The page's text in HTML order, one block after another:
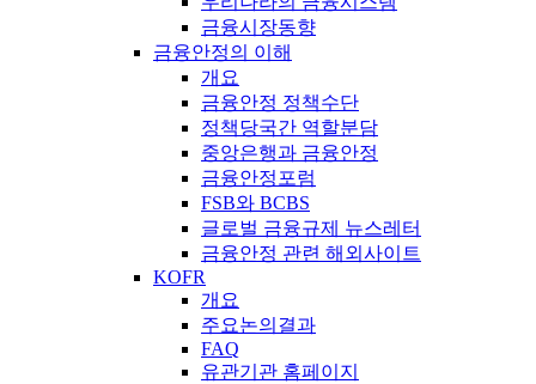
금융시장동향
금융안정의 이해
개요
금융안정 정책수단
정책당국간 역할분담
중앙은행과 금융안정
금융안정포럼
FSB와 BCBS
글로벌 금융규제 뉴스레터
금융안정 관련 해외사이트
KOFR
개요
주요논의결과
FAQ
유관기관 홈페이지